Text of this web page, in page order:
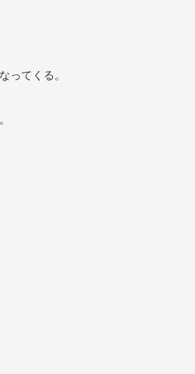
ってくる。